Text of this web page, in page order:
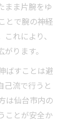
まま片腕をゆ
とで腕の神経
れにより、
ります。
ばすことは避
己流で行うと
は仙台市内の
ことが安全か